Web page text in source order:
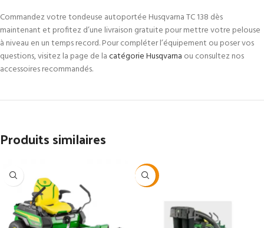
Commandez votre tondeuse autoportée Husqvarna TC 138 dès
maintenant et profitez d’une livraison gratuite pour mettre votre pelouse
à niveau en un temps record. Pour compléter l’équipement ou poser vos
questions, visitez la page de lacatégorie Husqvarna ou consultez nos
accessoires recommandés.
Produits similaires
-24%